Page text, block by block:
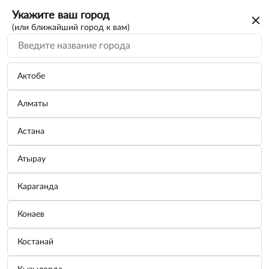
Укажите ваш город
(или ближайший город к вам)
Актобе
Алматы
Астана
Атырау
Караганда
Конаев
Костанай
Решетка радиатора Creta 86350M0000
Jorden JH02CRT16007
Бренд:Jorden